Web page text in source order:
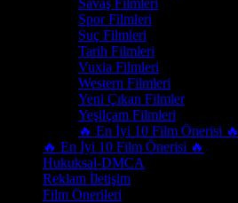
Savaş Filmleri
Spor Filmleri
Suç Filmleri
Tarih Filmleri
Vuxia Filmleri
Western Filmleri
Yeni Çıkan Filmler
Yeşilçam Filmleri
🔥 En İyi 10 Film Önerisi 🔥
🔥 En İyi 10 Film Önerisi 🔥
Hukuksal-DMCA
Reklam İletişim
Film Önerileri